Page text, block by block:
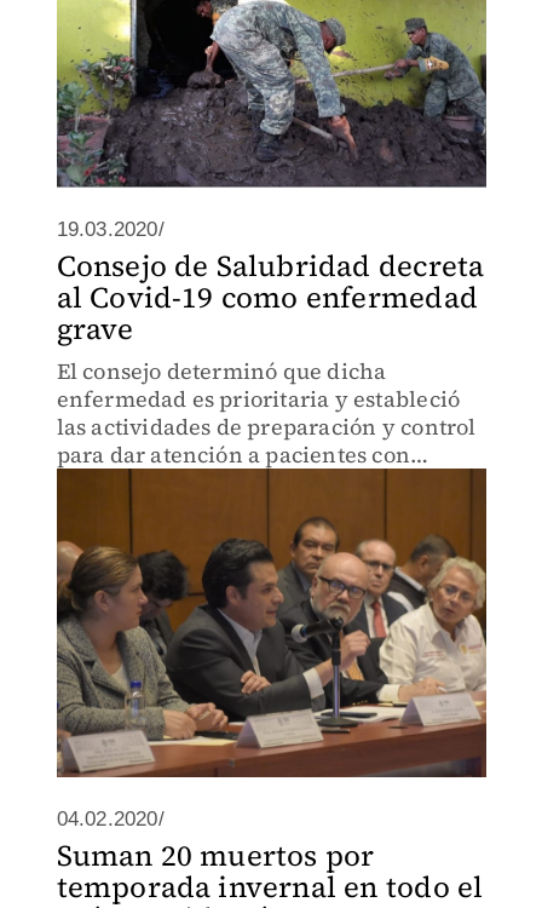
19.03.2020/
Consejo de Salubridad decreta
al Covid-19 como enfermedad
grave
El consejo determinó que dicha
enfermedad es prioritaria y estableció
las actividades de preparación y control
para dar atención a pacientes con
reconversión de camas hospitalarias del
IMSS.
04.02.2020/
Suman 20 muertos por
temporada invernal en todo el